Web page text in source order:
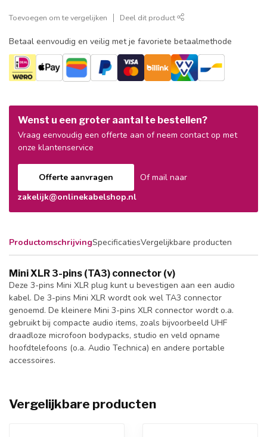
Toevoegen om te vergelijken Deel dit product
Betaal eenvoudig en veilig met je favoriete betaalmethode
Wenst u een groter aantal te bestellen?
Vraag eenvoudig een offerte aan of neem contact op met
onze klantenservice
Offerte aanvragen
Of mail naar
zakelijk@onlinekabelshop.nl
ProductomschrijvingSpecificatiesVergelijkbare producten
Mini XLR 3-pins (TA3) connector (v)
Deze 3-pins Mini XLR plug kunt u bevestigen aan een audio
kabel. De 3-pins Mini XLR wordt ook wel TA3 connector
genoemd. De kleinere Mini 3-pins XLR connector wordt o.a.
gebruikt bij compacte audio items, zoals bijvoorbeeld UHF
draadloze microfoon bodypacks, studio en veld opname
hoofdtelefoons (o.a. Audio Technica) en andere portable
accessoires.
Vergelijkbare producten